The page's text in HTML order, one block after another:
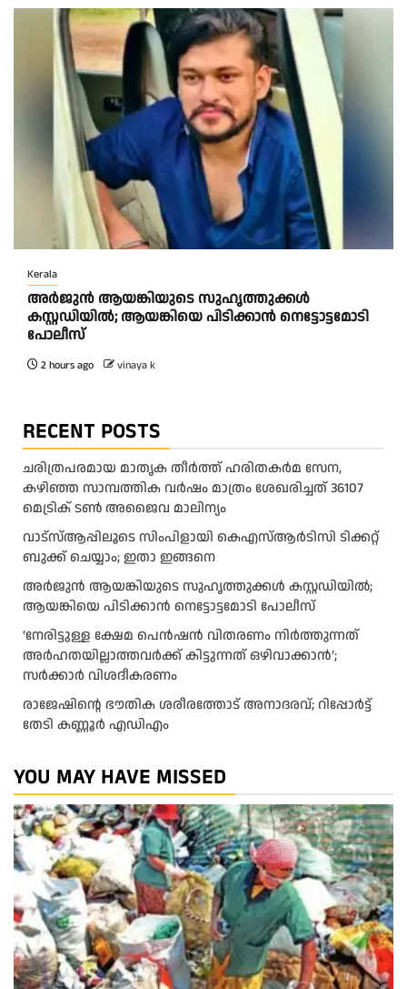
Kerala
അർജുൻ ആയങ്കിയുടെ സുഹൃത്തുക്കൾ
കസ്റ്റഡിയിൽ; ആയങ്കിയെ പിടിക്കാൻ നെട്ടോട്ടമോടി
പോലീസ്
2 hours ago vinaya k
RECENT POSTS
ചരിത്രപരമായ മാതൃക തീര്‍ത്ത് ഹരിതകര്‍മ സേന,
കഴിഞ്ഞ സാമ്പത്തിക വര്‍ഷം മാത്രം ശേഖരിച്ചത് 36107
മെട്രിക് ടണ്‍ അജൈവ മാലിന്യം
വാട്‌സ്ആപ്പിലൂടെ സിംപിളായി കെഎസ്ആര്‍ടിസി ടിക്കറ്റ്
ബുക്ക് ചെയ്യാം; ഇതാ ഇങ്ങനെ
അർജുൻ ആയങ്കിയുടെ സുഹൃത്തുക്കൾ കസ്റ്റഡിയിൽ;
ആയങ്കിയെ പിടിക്കാൻ നെട്ടോട്ടമോടി പോലീസ്
‘നേരിട്ടുള്ള ക്ഷേമ പെൻഷൻ വിതരണം നി‍‍ർത്തുന്നത്
അർഹതയില്ലാത്തവർക്ക് കിട്ടുന്നത് ഒഴിവാക്കാൻ’;
സർക്കാ‍ർ വിശദീകരണം
രാജേഷിന്റെ ഭൗതിക ശരീരത്തോട് അനാദരവ്; റിപ്പോർട്ട്
തേടി കണ്ണൂർ എഡിഎം
YOU MAY HAVE MISSED